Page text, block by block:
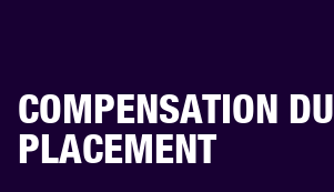
COMPENSATION DU
PLACEMENT